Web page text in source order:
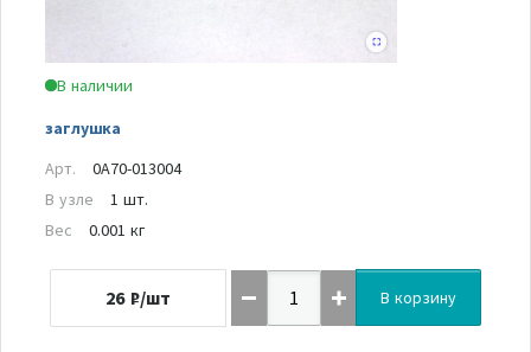
В наличии
заглушка
Арт.
0A70-013004
В узле
1 шт.
Вес
0.001 кг
26 ₽/шт В корзину